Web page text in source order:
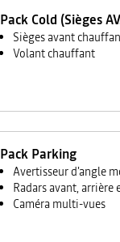
Pack Cold (Sièges
Sièges avant
Volant chauffant
Pack Parking
Avertisseur d'angle
Radars avant, arrière
Caméra multi-vues